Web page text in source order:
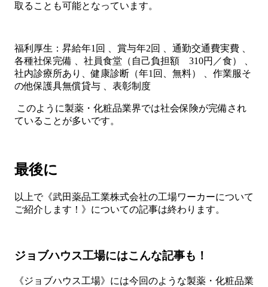
取ることも可能となっています。
福利厚生：昇給年1回 、賞与年2回 、通勤交通費実費 、
各種社保完備 、社員食堂（自己負担額 310円／食） 、
社内診療所あり、健康診断（年1回、無料） 、作業服そ
の他保護具無償貸与 、表彰制度
このように製薬・化粧品業界では社会保険が完備され
ていることが多いです。
最後に
以上で《武田薬品工業株式会社の工場ワーカーについて
ご紹介します！》についての記事は終わります。
ジョブハウス工場にはこんな記事も！
《ジョブハウス工場》には今回のような製薬・化粧品業